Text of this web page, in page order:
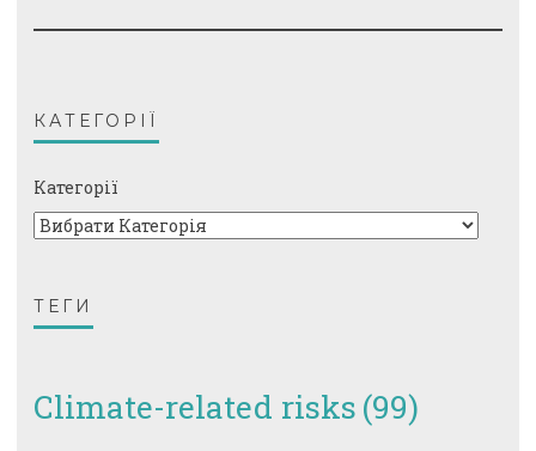
КАТЕГОРІЇ
Категорії
ТЕГИ
Climate-related risks (99)